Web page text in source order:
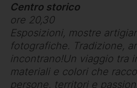
Centro storico
ore 20,30
Esposizioni, mostre
fotografiche. Tradizione,
incontrano!Un viaggio tra
materiali e colori che
persone, territori e